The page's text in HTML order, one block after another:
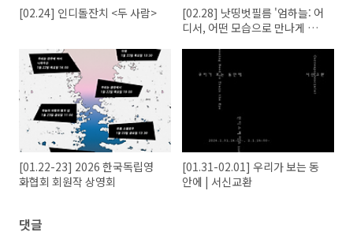
[02.24] 인디돌잔치 <두 사람>
[02.28] 낫띵벗필름 '엄하늘: 어
디서, 어떤 모습으로 만나게 될
[01.22-23] 2026 한국독립영
화협회 회원작 상영회
[01.31-02.01] 우리가 보는 동
안에 | 서신교환
댓글